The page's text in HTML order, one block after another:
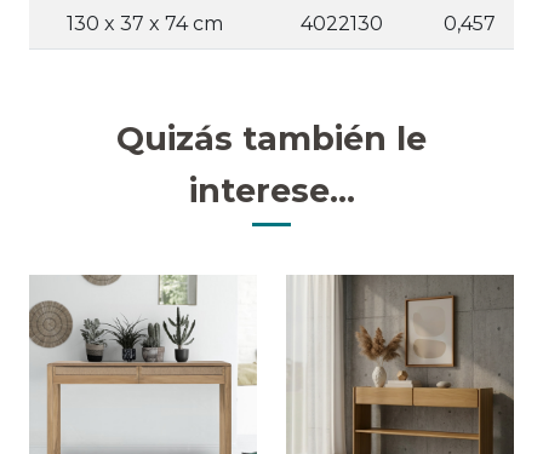
130 x 37 x 74 cm 4022130 0,457
Quizás también le
interese...